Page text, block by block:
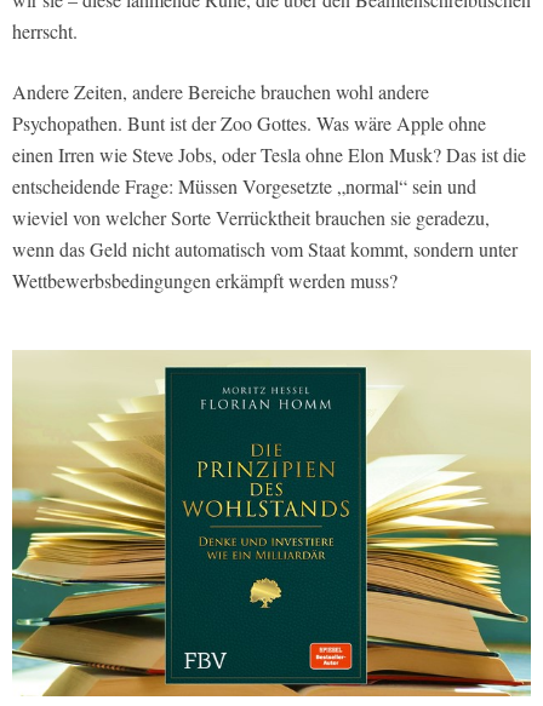
herrscht.
Andere Zeiten, andere Bereiche brauchen wohl andere
Psychopathen. Bunt ist der Zoo Gottes. Was wäre Apple ohne
einen Irren wie Steve Jobs, oder Tesla ohne Elon Musk? Das ist die
entscheidende Frage: Müssen Vorgesetzte „normal“ sein und
wieviel von welcher Sorte Verrücktheit brauchen sie geradezu,
wenn das Geld nicht automatisch vom Staat kommt, sondern unter
Wettbewerbsbedingungen erkämpft werden muss?